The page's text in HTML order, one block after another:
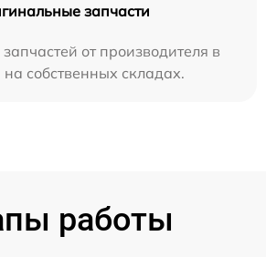
запчасти
от производителя в
собственных складах.
работы